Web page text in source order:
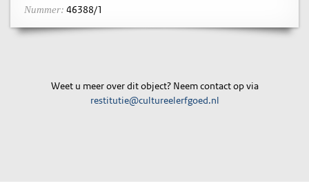
Nummer: 46388/1
Weet u meer over dit object? Neem contact op via
restitutie@cultureelerfgoed.nl